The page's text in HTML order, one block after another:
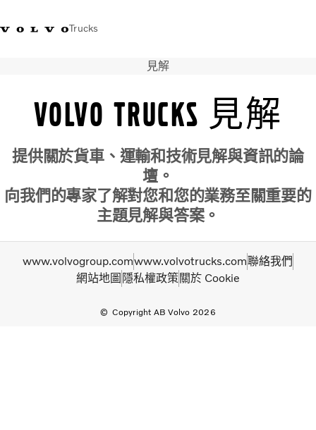
Trucks
售服專線 3713 1788
運輸解決方案
服務
News
IAL 電子報
下載專區
見解
Volvo Trucks 見解
提供關於貨車、運輸和技術見解與資訊的論
壇。
向我們的專家了解對您和您的業務至關重要的
主題見解與答案。
Copyright AB Volvo 2026
www.volvogroup.comwww.volvotrucks.com聯絡我們
網站地圖 隱私權政策關於 Cookie